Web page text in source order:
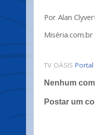
Por Alan
Miséria.com.br
TV OÁSIS
Nenhum
Postar um